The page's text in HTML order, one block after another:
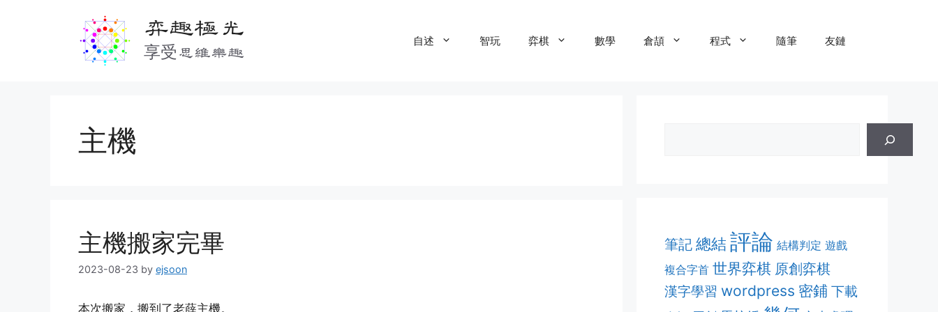
弈趣極光
享受思維樂趣
自述 智玩 弈棋 數學 倉頡 程式 隨筆 友鏈
主機
主機搬家完畢
2023-08-23 by ejsoon
本次搬家，搬到了老薛主機。
筆記 總結 評論 結構判定 遊戲
複合字首 世界弈棋 原創弈棋
漢字學習 wordpress 密鋪 下載